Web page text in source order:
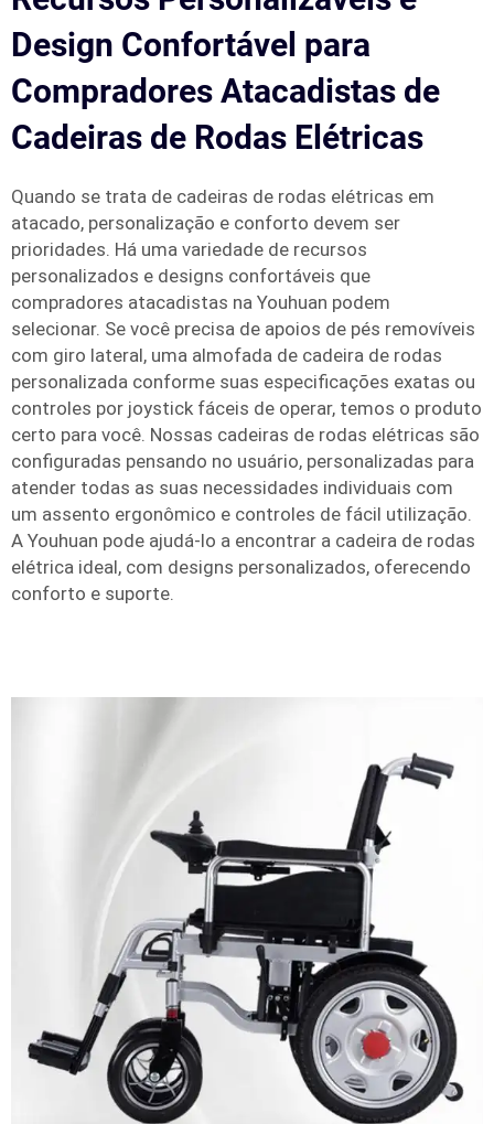
Design Confortável para
Compradores Atacadistas de
Cadeiras de Rodas Elétricas
Quando se trata de cadeiras de rodas elétricas em
atacado, personalização e conforto devem ser
prioridades. Há uma variedade de recursos
personalizados e designs confortáveis que
compradores atacadistas na Youhuan podem
selecionar. Se você precisa de apoios de pés removíveis
com giro lateral, uma almofada de cadeira de rodas
personalizada conforme suas especificações exatas ou
controles por joystick fáceis de operar, temos o produto
certo para você. Nossas cadeiras de rodas elétricas são
configuradas pensando no usuário, personalizadas para
atender todas as suas necessidades individuais com
um assento ergonômico e controles de fácil utilização.
A Youhuan pode ajudá-lo a encontrar a cadeira de rodas
elétrica ideal, com designs personalizados, oferecendo
conforto e suporte.